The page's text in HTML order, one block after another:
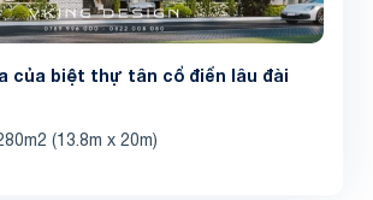
của biệt thự tân cổ điển lâu đài
(13.8m x 20m)